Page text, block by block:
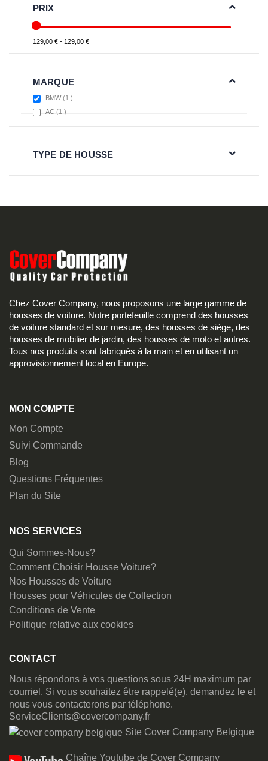
PRIX
129,00 € - 129,00 €
MARQUE
BMW 1 item
AC 1 item
TYPE DE HOUSSE
Chez Cover Company, nous proposons une large gamme de
housses de voiture. Notre portefeuille comprend des housses
de voiture standard et sur mesure, des housses de siège, des
housses de mobilier de jardin, des housses de moto et autres.
Tous nos produits sont fabriqués à la main et en utilisant un
approvisionnement local en Europe.
MON COMPTE
Mon Compte
Suivi Commande
Blog
Questions Fréquentes
Plan du Site
NOS SERVICES
Qui Sommes-Nous?
Comment Choisir Housse Voiture?
Nos Housses de Voiture
Housses pour Véhicules de Collection
Conditions de Vente
Politique relative aux cookies
CONTACT
Nous répondons à vos questions sous 24H maximum par
courriel. Si vous souhaitez être rappelé(e), demandez le et
nous vous contacterons par téléphone.
ServiceClients@covercompany.fr
Site Cover Company Belgique
Chaîne Youtube de Cover Company